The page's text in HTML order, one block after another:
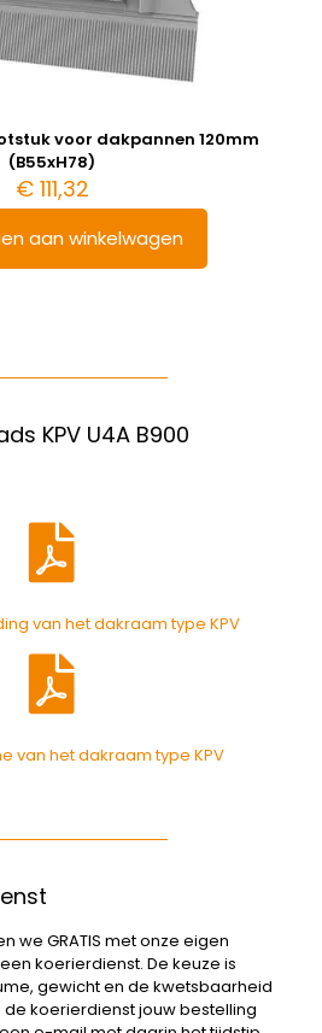
voor dakpannen 120mm
(B55xH78)
€111,32
aan winkelwagen
KPV U4A B900
van het dakraam type KPV
van het dakraam type KPV
we GRATIS met onze eigen
koerierdienst. De keuze is
gewicht en de kwetsbaarheid
koerierdienst jouw bestelling